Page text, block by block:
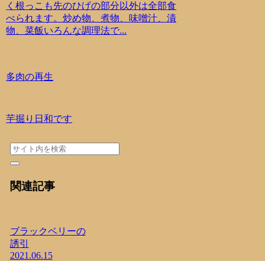
く根っこも先のひげの部分以外は全部食
べられます。炒め物、煮物、味噌汁、漬
物、菜飯いろんな調理法で...
多肉の再生
芋掘り日和です
関連記事
ブラックベリーの
誘引
2021.06.15